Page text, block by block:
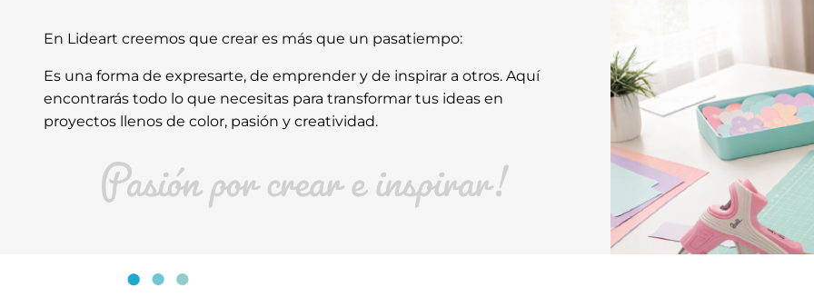
En Lideart creemos que crear es más que un pasatiempo:
Es una forma de expresarte, de emprender y de inspirar a otros. Aquí
encontrarás todo lo que necesitas para transformar tus ideas en
proyectos llenos de color, pasión y creatividad.